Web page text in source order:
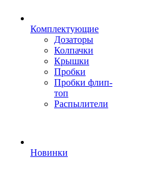
Комплектующие
Дозаторы
Колпачки
Крышки
Пробки
Пробки флип-
топ
Распылители
Новинки